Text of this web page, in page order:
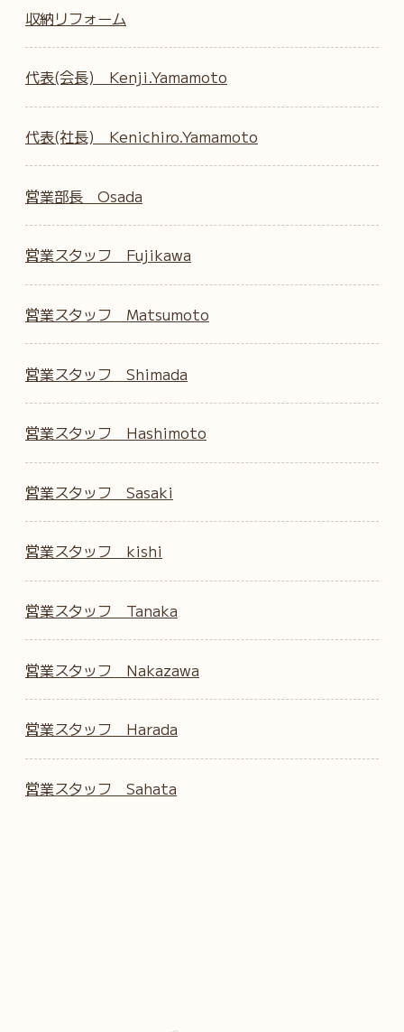
収納リフォーム
代表(会長) Kenji.Yamamoto
代表(社長) Kenichiro.Yamamoto
営業部長 Osada
営業スタッフ Fujikawa
営業スタッフ Matsumoto
営業スタッフ Shimada
営業スタッフ Hashimoto
営業スタッフ Sasaki
営業スタッフ kishi
営業スタッフ Tanaka
営業スタッフ Nakazawa
営業スタッフ Harada
営業スタッフ Sahata